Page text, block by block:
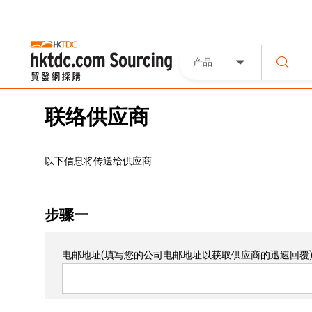
产品
联络供应商
以下信息将传送给供应商:
步骤一
电邮地址(填写您的公司电邮地址以获取供应商的迅速回覆)